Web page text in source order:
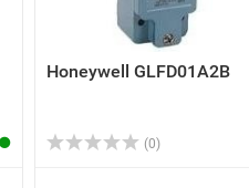
Honeywell GLFD01A2B
(0)